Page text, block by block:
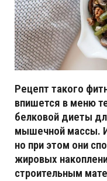
Рецепт такого
впишется в меню
белковой диеты
мышечной массы.
но при этом они
жировых
строительным